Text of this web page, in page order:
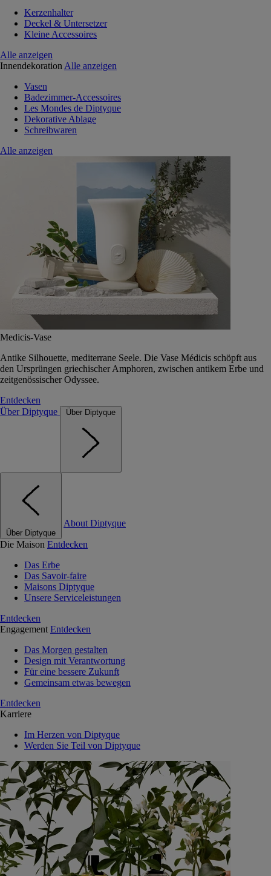
Kerzenhalter
Deckel & Untersetzer
Kleine Accessoires
Alle anzeigen
Innendekoration Alle anzeigen
Vasen
Badezimmer-Accessoires
Les Mondes de Diptyque
Dekorative Ablage
Schreibwaren
Alle anzeigen
Medicis-Vase
Antike Silhouette, mediterrane Seele. Die Vase Médicis schöpft aus
den Ursprüngen griechischer Amphoren, zwischen antikem Erbe und
zeitgenössischer Odyssee.
Entdecken
Über Diptyque
Über Diptyque
Über Diptyque
About Diptyque
Die Maison Entdecken
Das Erbe
Das Savoir-faire
Maisons Diptyque
Unsere Serviceleistungen
Entdecken
Engagement Entdecken
Das Morgen gestalten
Design mit Verantwortung
Für eine bessere Zukunft
Gemeinsam etwas bewegen
Entdecken
Karriere
Im Herzen von Diptyque
Werden Sie Teil von Diptyque